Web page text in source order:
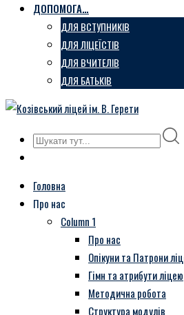
ДОПОМОГА…
ДЛЯ ВСТУПНИКІВ
ДЛЯ ЛІЦЕЇСТІВ
ДЛЯ ВЧИТЕЛІВ
ДЛЯ БАТЬКІВ
Головна
Про нас
Column 1
Про нас
Опікуни та Патрони
Гімн та атрибути ліцею
Методична робота
Структура модулів